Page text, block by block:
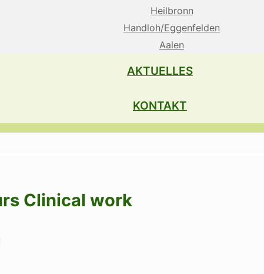
Heilbronn
Handloh/Eggenfelden
Aalen
AKTUELLES
KONTAKT
Clinical work